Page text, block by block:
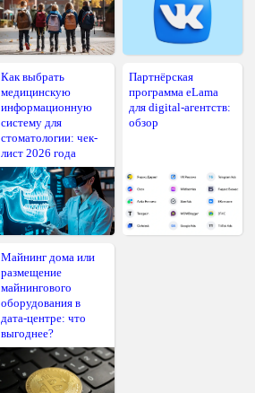
Как выбрать
медицинскую
информационную
систему для
стоматологии: чек-
лист 2026 года
Партнёрская
программа eLama
для digital-агентств:
обзор
Майнинг дома или
размещение
майнингового
оборудования в
дата-центре: что
выгоднее?